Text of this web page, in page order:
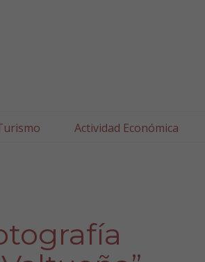
Actividad Económica